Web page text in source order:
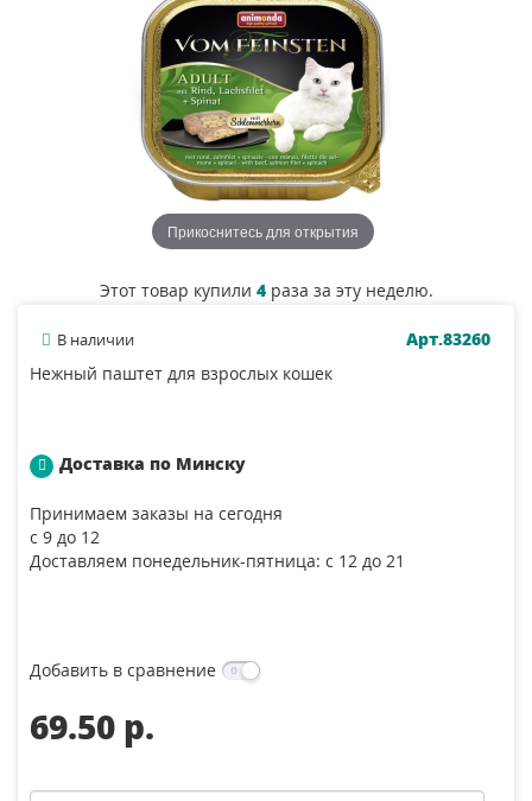
Прикоснитесь для открытия
Этот товар купили 4раза за эту неделю.
В наличии
Арт.83260
Нежный паштет для взрослых кошек
Доставка по Минску
Принимаем заказы на сегодня
с 9 до 12
Доставляем понедельник-пятница: с 12 до 21
Добавить в сравнение
69.50 p.